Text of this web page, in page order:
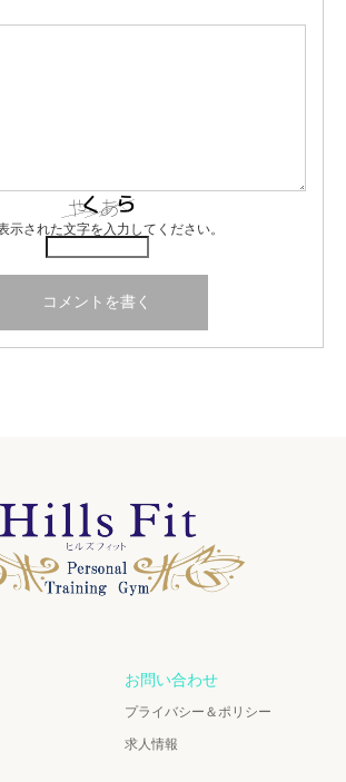
示された文字を入力してください。
お問い合わせ
プライバシー＆ポリシー
求人情報